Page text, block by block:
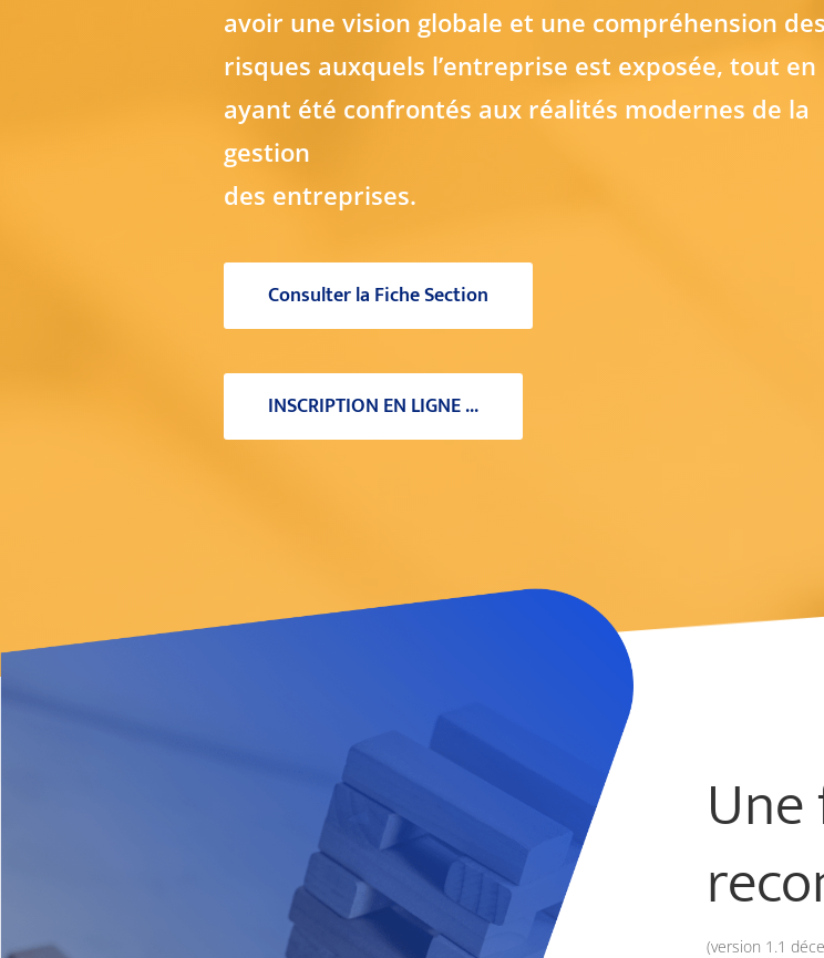
avoir une vision globale et une compréhension des
risques auxquels l’entreprise est exposée, tout en
ayant été confrontés aux réalités modernes de la
gestion
des entreprises.
Consulter la Fiche Section
INSCRIPTION EN LIGNE ...
(version 1.1